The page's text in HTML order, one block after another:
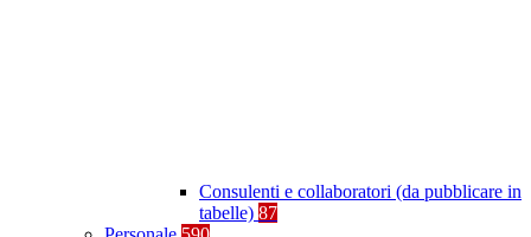
Consulenti e collaboratori (da pubblicare in
tabelle) 87